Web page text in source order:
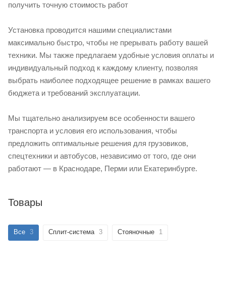
получить точную стоимость работ
Установка проводится нашими специалистами
максимально быстро, чтобы не прерывать работу вашей
техники. Мы также предлагаем удобные условия оплаты и
индивидуальный подход к каждому клиенту, позволяя
выбрать наиболее подходящее решение в рамках вашего
бюджета и требований эксплуатации.
Мы тщательно анализируем все особенности вашего
транспорта и условия его использования, чтобы
предложить оптимальные решения для грузовиков,
спецтехники и автобусов, независимо от того, где они
работают — в Краснодаре, Перми или Екатеринбурге.
Товары
Все 3 Сплит-система 3 Стояночные 1